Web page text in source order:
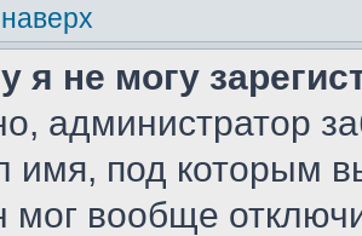
я не могу
администратор
имя, под которым
мог вообще